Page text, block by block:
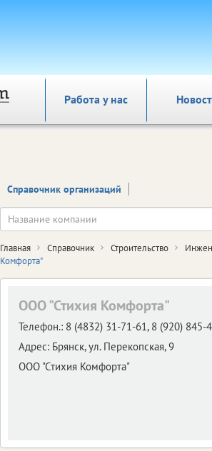
Работа у нас
Справочник организаций
Главная Справочник Строительство
Комфорта"
ООО "Стихия Комфорта"
Телефон.: 8 (4832) 31-71-61, 8 (920) 845-
Адрес: Брянск,ул. Перекопская, 9
ООО "Стихия Комфорта"